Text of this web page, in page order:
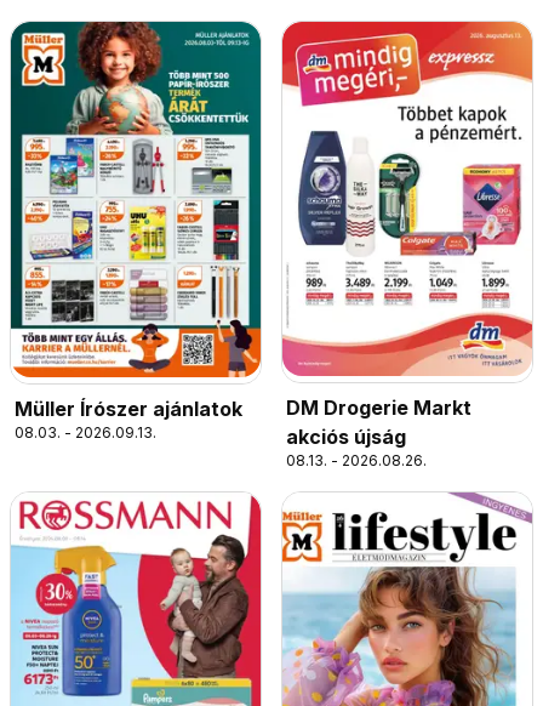
Müller Írószer ajánlatok
08.03. - 2026.09.13.
DM Drogerie Markt
akciós újság
08.13. - 2026.08.26.